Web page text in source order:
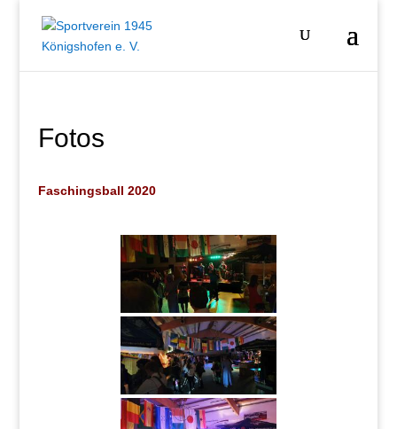
Fotos
Faschingsball 2020